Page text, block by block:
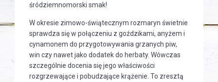
śródziemnomorski smak!
W okresie zimowo-świątecznym rozmaryn świetnie
sprawdza się w połączeniu z goździkami, anyżem i
cynamonem do przygotowywania grzanych piw,
win czy nawet jako dodatek do herbaty. Wówczas
szczególnie docenia się jego właściwości
rozgrzewające i pobudzające krążenie. To zresztą